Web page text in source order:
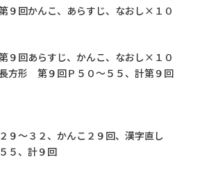
９回かんこ、あらすじ、なおし×１０
９回あらすじ、かんこ、なおし×１０
方形 第９回Ｐ５０～５５、計第９回
～３２、かんこ２９回、漢字直し
５、計９回